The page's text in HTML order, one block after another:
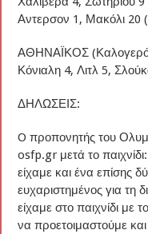
Αντερσον 1, Μακόλι 20
ΑΘΗΝΑΪΚΟΣ
Κόνιαλη 4, Λιτλ 5,
ΔΗΛΩΣΕΙΣ:
O προπονητής του
osfp.gr μετά το
είχαμε και ένα επίσης
ευχαριστημένος για τη
είχαμε στο παιχνίδι με
να προετοιμαστούμε